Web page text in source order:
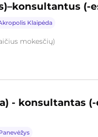
(-
Klaipėda
mokesčių)
- konsultantas (-